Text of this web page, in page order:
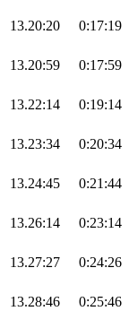
13.20:20 0:17:19
13.20:59 0:17:59
13.22:14 0:19:14
13.23:34 0:20:34
13.24:45 0:21:44
13.26:14 0:23:14
13.27:27 0:24:26
13.28:46 0:25:46